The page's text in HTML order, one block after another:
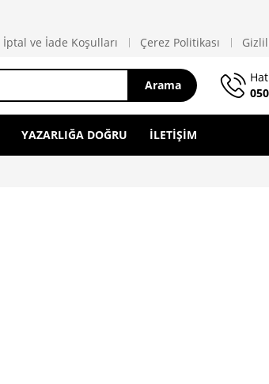
İptal ve İade Koşulları Çerez Politikası
Arama
YAZARLIĞA DOĞRU İLETIŞIM